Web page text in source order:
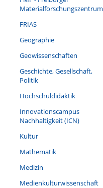
Materialforschungszentrum
FRIAS
Geographie
Geowissenschaften
Geschichte, Gesellschaft,
Politik
Hochschuldidaktik
Innovationscampus
Nachhaltigkeit (ICN)
Kultur
Mathematik
Medizin
Medienkulturwissenschaft